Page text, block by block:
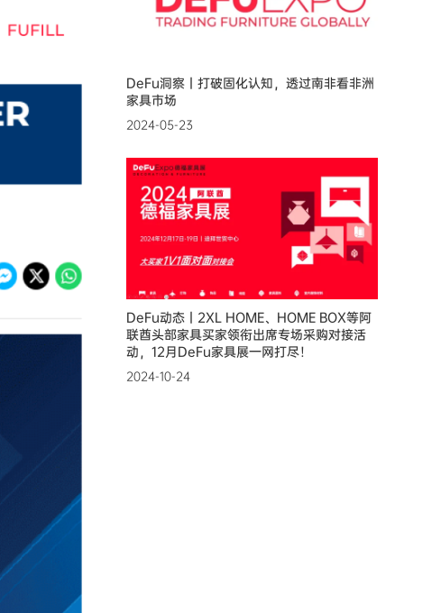
DeFu洞察丨打破固化认知，透过南非看非洲
家具市场
2024-05-23
DeFu动态丨2XL HOME、HOME BOX等阿
联酋头部家具买家领衔出席专场采购对接活
动，12月DeFu家具展一网打尽！
2024-10-24